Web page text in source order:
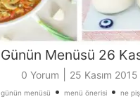
Günün Menüsü 26
0 Yorum 25 Kasım 2015
günün menüsü • menü önerisi • ne